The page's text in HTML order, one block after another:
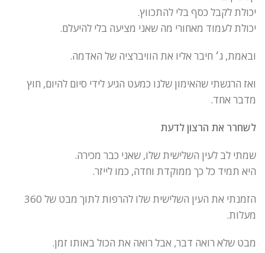
יכולת לקבל כסף בלי להתכווץ.
יכולת לעמוד מאחורי מה שאני מציעה בלי להיעלם.
ובאמת, ג׳ חיבר אליו את הוויברציה של האדמה.
ואז הרגשתי שהאימון שלנו כמעט הגיע לידי סיום להיום, חוץ
מדבר אחד.
לשחרר את הרצון לדעת
שמתי לב לעין השלישית שלו, שאני כבר מכירה.
היא תמיד כל כך ממוקדת וחדה, כמו לייזר.
הזמנתי את העין השלישית שלו להרפות לתוך מבט של 360
מעלות.
מבט שלא רואה דבר, אבל רואה את הכול באותו זמן.